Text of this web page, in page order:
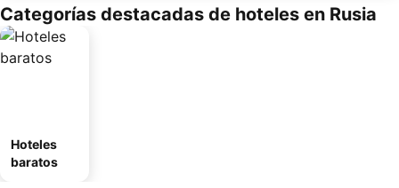
Categorías destacadas de hoteles en Rusia
Hoteles
baratos